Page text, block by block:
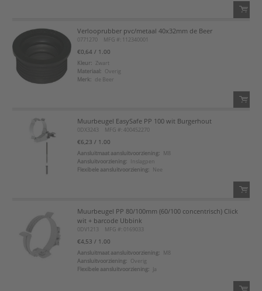
Voeg toe aan favorietenlijst
Verlooprubber pvc/metaal 40x32mm de Beer
0771270 MFG #: 112340001
€0,64 / 1.00
Kleur:
Zwart
Materiaal:
Overig
Merk:
de Beer
QTY:
Voeg toe aan favorietenlijst
Muurbeugel EasySafe PP 100 wit Burgerhout
0DX3243 MFG #: 400452270
€6,23 / 1.00
Aansluitmaat aansluitvoorziening:
M8
Aansluitvoorziening:
Inslagpen
Flexibele aansluitvoorziening:
Nee
Voeg toe aan favorietenlijst
Muurbeugel PP 80/100mm (60/100 concentrisch) Click
wit + barcode Ubbink
0DV1213 MFG #: 0169033
€4,53 / 1.00
Aansluitmaat aansluitvoorziening:
M8
Aansluitvoorziening:
Overig
Flexibele aansluitvoorziening:
Ja